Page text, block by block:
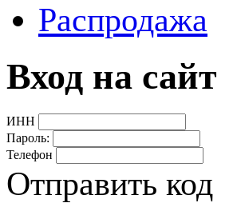
Распродажа
Вход на сайт
ИНН
Пароль:
Телефон
Отправить код